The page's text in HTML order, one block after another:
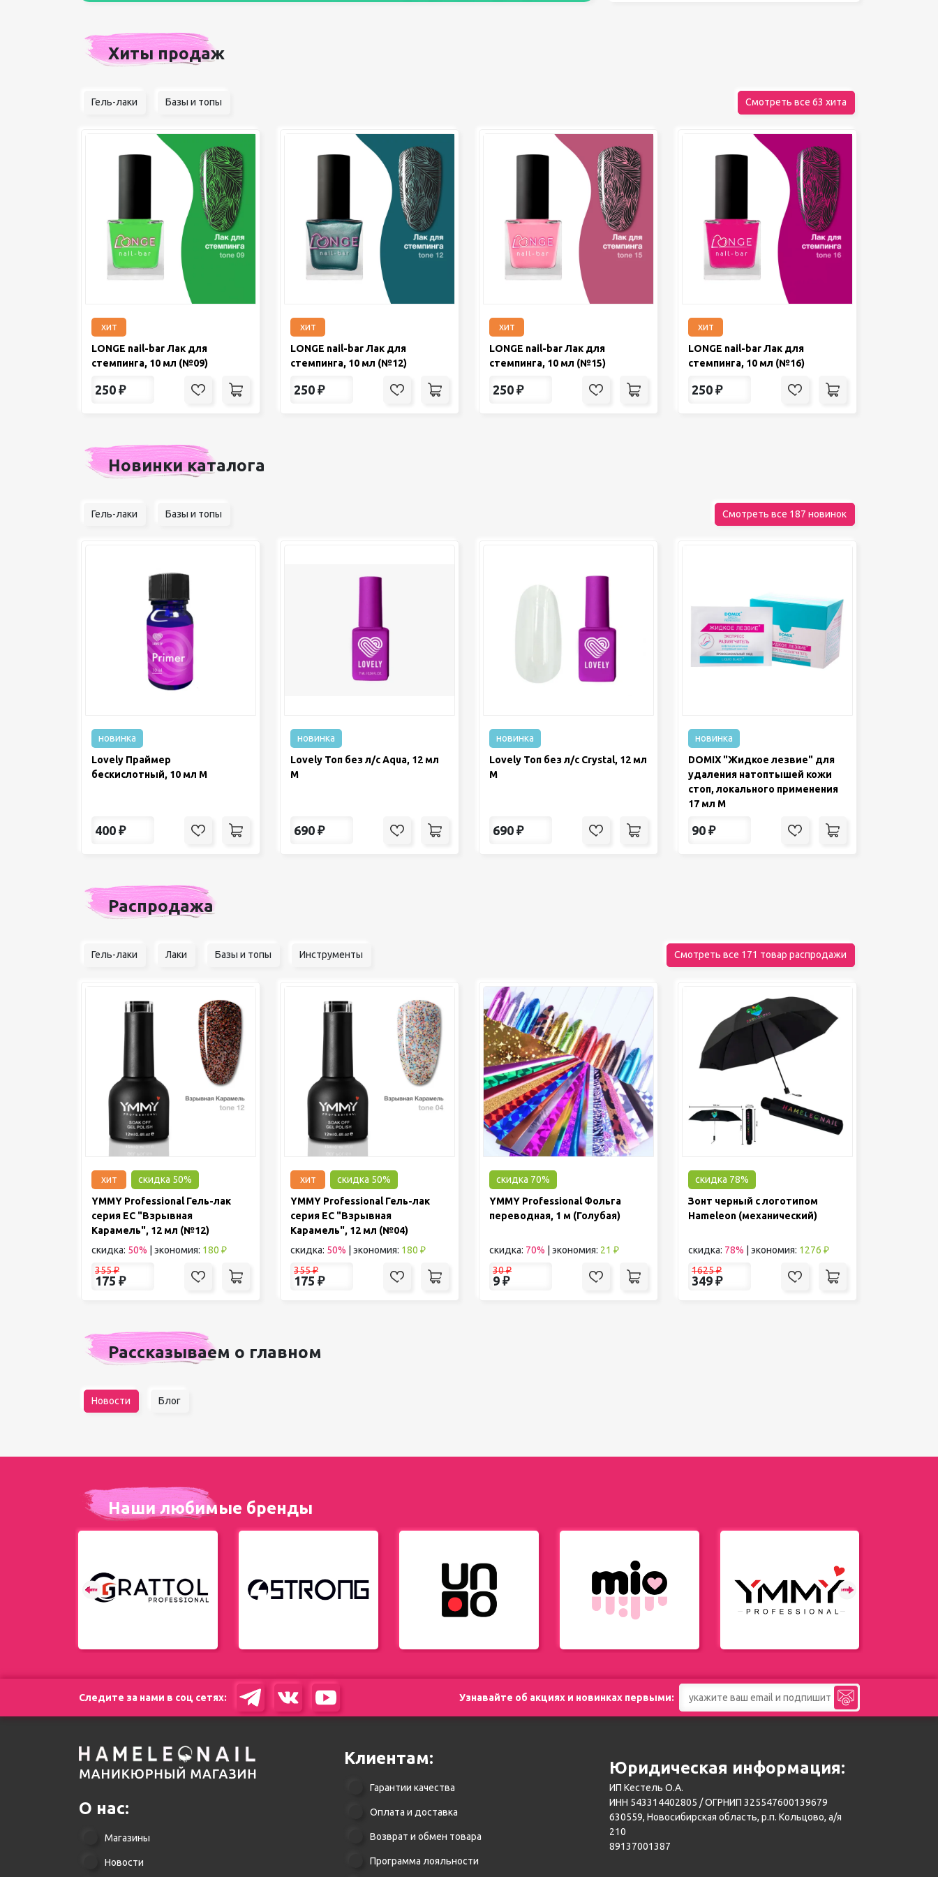
Полигели
Расходные материалы
Средства для кислотного и
щелочного педикюра
Стерилизаторы
Оборудование
Хиты продаж
Гель-лаки Базы и топы Смотреть все 63 хита
хит
LONGE nail-bar Лак для
стемпинга, 10 мл (№09)
250 ₽
хит
LONGE nail-bar Лак для
стемпинга, 10 мл (№12)
250 ₽
хит
LONGE nail-bar Лак для
стемпинга, 10 мл (№15)
250 ₽
хит
LONGE nail-bar Лак для
стемпинга, 10 мл (№16)
250 ₽
Новинки каталога
Гель-лаки Базы и топы Смотреть все 187 новинок
новинка
Lovely Праймер
бескислотный, 10 мл М
400 ₽
новинка
Lovely Топ без л/с Aqua, 12 мл
М
690 ₽
новинка
Lovely Топ без л/с Crystal, 12 мл
М
690 ₽
новинка
DOMIX "Жидкое лезвие" для
удаления натоптышей кожи
стоп, локального применения
17 мл М
90 ₽
Распродажа
Гель-лаки Лаки Базы и топы Инструменты Смотреть все 171 товар распродажи
хит
скидка 50%
YMMY Professional Гель-лак
серия EC "Взрывная
Карамель", 12 мл (№12)
скидка: 50% | экономия: 180 ₽
355₽
175 ₽
хит
скидка 50%
YMMY Professional Гель-лак
серия EC "Взрывная
Карамель", 12 мл (№04)
скидка: 50% | экономия: 180 ₽
355₽
175 ₽
скидка 70%
YMMY Professional Фольга
переводная, 1 м (Голубая)
скидка: 70% | экономия: 21 ₽
30₽
9 ₽
скидка 78%
Зонт черный с логотипом
Hameleon (механический)
скидка: 78% | экономия: 1276 ₽
1625₽
349 ₽
Рассказываем о главном
Новости Блог
Наши любимые бренды
Следите за нами в соц сетях: Узнавайте об акциях и новинках первыми:
О нас:
Магазины
Новости
Клиентам:
Гарантии качества
Оплата и доставка
Возврат и обмен товара
Программа лояльности
Юридическая информация:
ИП Кестель О.А.
ИНН 543314402805 / ОГРНИП 325547600139679
630559, Новосибирская область, р.п. Кольцово, а/я
210
89137001387